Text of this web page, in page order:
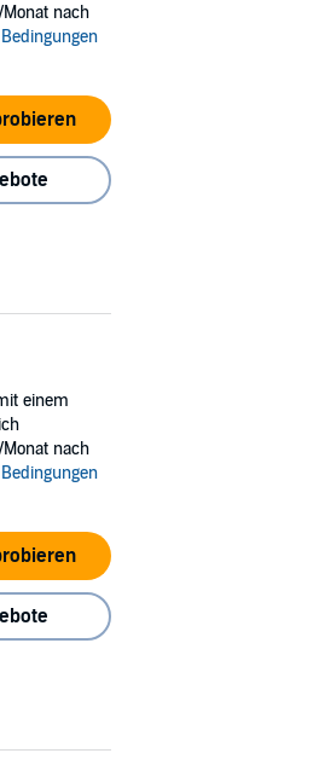
nach
Bedingungen
einem
nach
Bedingungen